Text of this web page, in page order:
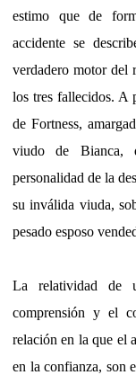
estimo que de
accidente se
verdadero motor del
los tres fallecidos. A
de Fortness,
viudo de Bianca,
personalidad de la
su inválida viuda,
pesado esposo
La relatividad de
comprensión y el
relación en la que el
en la confianza, son